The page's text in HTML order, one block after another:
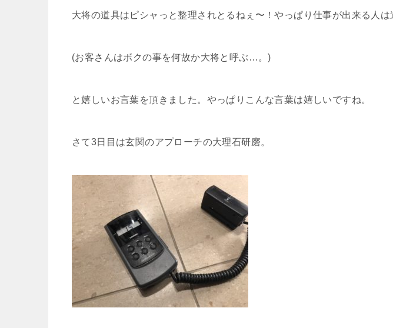
大将の道具はピシャっと整理されとるねぇ〜！やっぱり仕事が出来る人は
(お客さんはボクの事を何故か大将と呼ぶ…。)
と嬉しいお言葉を頂きました。やっぱりこんな言葉は嬉しいですね。
さて3日目は玄関のアプローチの大理石研磨。